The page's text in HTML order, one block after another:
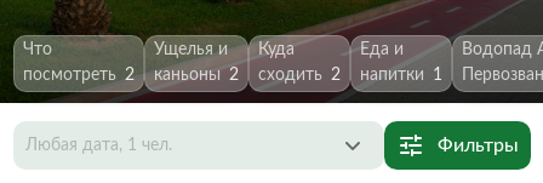
Что
посмотреть 2
Ущелья и
каньоны 2
Куда
сходить 2
Еда и
напитки
1
Водопад
Любая дата, 1 чел. Фильтры